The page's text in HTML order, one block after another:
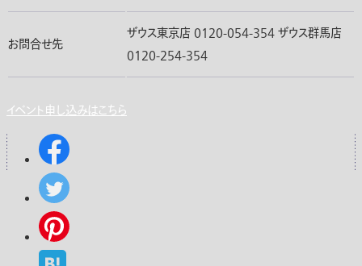
お問合せ先
ザウス東京店 0120-054-354 ザウス群馬店
0120-254-354
イベント申し込みはこちら